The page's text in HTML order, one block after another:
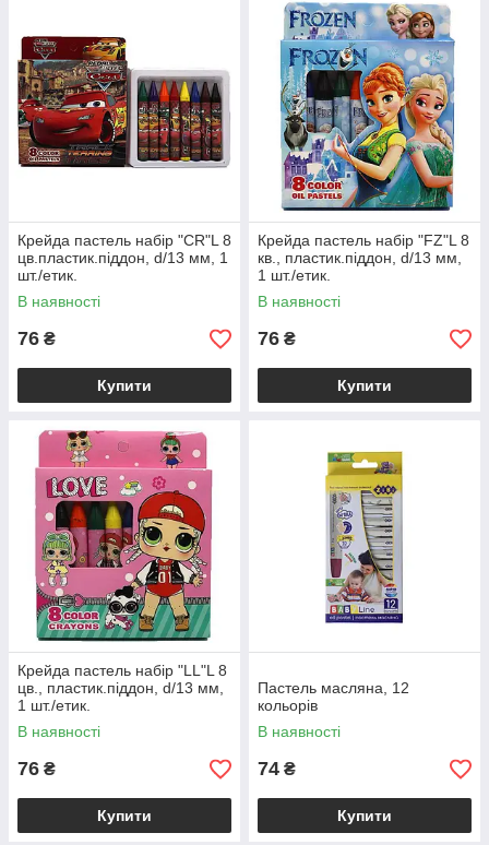
Крейда пастель набір "CR"L 8
цв.пластик.піддон, d/13 мм, 1
шт./етик.
В наявності
76 ₴
Купити
Крейда пастель набір "FZ"L 8
кв., пластик.піддон, d/13 мм,
1 шт./етик.
В наявності
76 ₴
Купити
Крейда пастель набір "LL"L 8
цв., пластик.піддон, d/13 мм,
1 шт./етик.
В наявності
76 ₴
Купити
Пастель масляна, 12
кольорів
В наявності
74 ₴
Купити